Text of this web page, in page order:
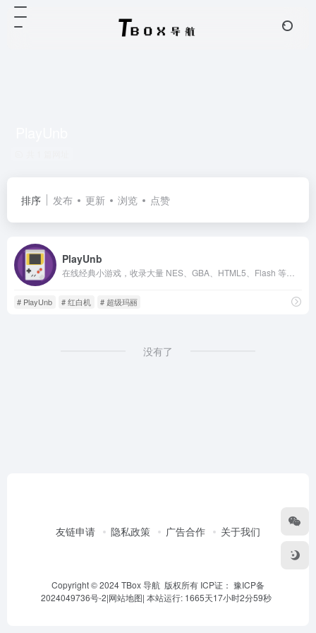
排序 发布 更新 浏览 点赞
PlayUnb
# PlayUnb # 红白机 # 超级玛丽
没有了
友链申请 隐私政策 广告合作 关于我们
Copyright © 2024 TBox 导航 版权所有 ICP证： 豫ICP备
2024049736号-2|网站地图| 本站运行: 1665天17小时2分59秒